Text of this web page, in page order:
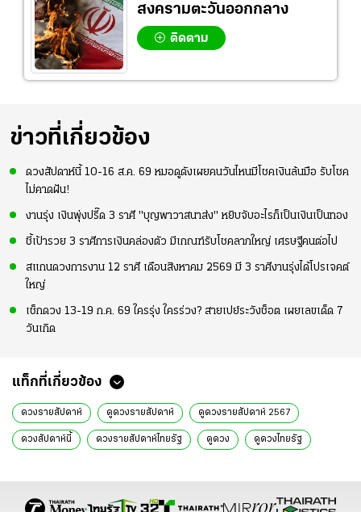
สงครามตะวันออกกลาง
ติดตาม
ข่าวที่เกี่ยวข้อง
ดวงสัปดาห์นี้ 10-16 ส.ค. 69 หมอดูดังเผยคนวันไหนมีโชคเงินล้นมือ รับโชค
ไม่คาดฝัน!
งานรุ่ง เงินพุ่งปรี๊ด 3 ราศี "บุญพาวาสนาส่ง" หยิบจับอะไรก็เป็นเงินเป็นทอง
ชี้เป้ารวย 3 ราศีการเงินคล่องตัว มีเกณฑ์รับโชคลาภใหญ่ เศรษฐีคนต่อไป
สแกนดวงการงาน 12 ราศี เดือนสิงหาคม 2569 มี 3 ราศีงานรุ่งได้โปรเจคต์
ใหญ่
เช็กดวง 13-19 ก.ค. 69 ใครรุ่ง ใครร่วง? สายเปย์ระวังช็อต เผยเลขเด็ด 7
วันเกิด
แท็กที่เกี่ยวข้อง
ดวงรายสัปดาห์ ดูดวงรายสัปดาห์ ดูดวงรายสัปดาห์ 2567
ดวงสัปดาห์นี้ ดวงรายสัปดาห์ไทยรัฐ ดูดวง ดูดวงไทยรัฐ